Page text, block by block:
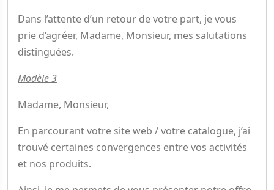
Dans l’attente d’un retour de votre part, je vous
prie d’agréer, Madame, Monsieur, mes salutations
distinguées.
Modèle 3
Madame, Monsieur,
En parcourant votre site web / votre catalogue, j’ai
trouvé certaines convergences entre vos activités
et nos produits.